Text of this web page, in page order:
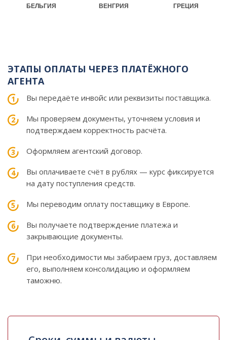
БЕЛЬГИЯ ВЕНГРИЯ ГРЕЦИЯ
ЭТАПЫ ОПЛАТЫ ЧЕРЕЗ ПЛАТЁЖНОГО
АГЕНТА
Вы передаёте инвойс или реквизиты поставщика.
Мы проверяем документы, уточняем условия и
подтверждаем корректность расчёта.
Оформляем агентский договор.
Вы оплачиваете счёт в рублях — курс фиксируется
на дату поступления средств.
Мы переводим оплату поставщику в Европе.
Вы получаете подтверждение платежа и
закрывающие документы.
При необходимости мы забираем груз, доставляем
его, выполняем консолидацию и оформляем
таможню.